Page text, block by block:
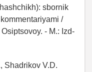
sbornik
/
- M.: Izd-
Shadrikov V.D.